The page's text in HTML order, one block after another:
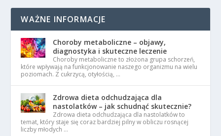
WAŻNE INFORMACJE
Choroby metaboliczne – objawy,
diagnostyka i skuteczne leczenie
Choroby metaboliczne to złożona grupa schorzeń,
które wpływają na funkcjonowanie naszego organizmu na wielu
poziomach. Z cukrzycą, otyłością, …
Zdrowa dieta odchudzająca dla
nastolatków – jak schudnąć skutecznie?
Zdrowa dieta odchudzająca dla nastolatków to
temat, który staje się coraz bardziej pilny w obliczu rosnącej
liczby młodych …